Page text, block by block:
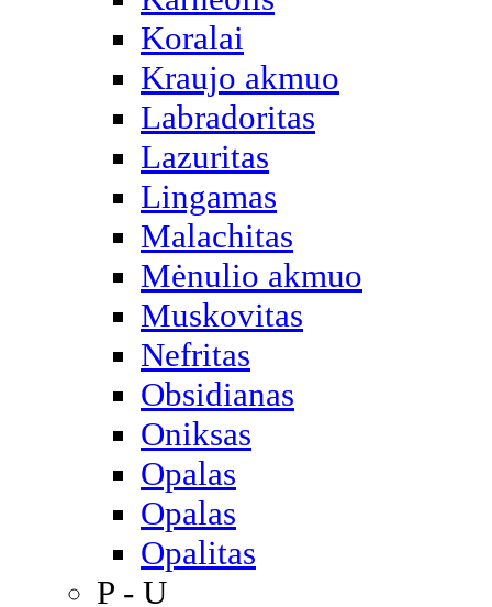
Koralai
Kraujo akmuo
Labradoritas
Lazuritas
Lingamas
Malachitas
Mėnulio akmuo
Muskovitas
Nefritas
Obsidianas
Oniksas
Opalas
Opalas
Opalitas
P - U